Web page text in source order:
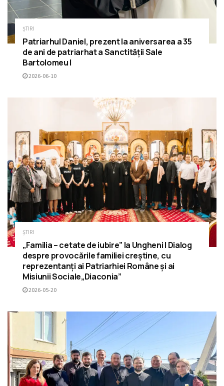
ȘTIRI
Patriarhul Daniel, prezent la aniversarea a 35
de ani de patriarhat a Sanctității Sale
Bartolomeu I
2026-06-10
ȘTIRI
„Familia – cetate de iubire” la Ungheni | Dialog
despre provocările familiei creștine, cu
reprezentanți ai Patriarhiei Române și ai
Misiunii Sociale„Diaconia”
2026-05-20